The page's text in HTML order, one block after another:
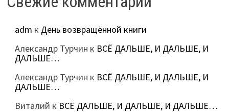
adm к День возвращённой книги
Александр Турчин к ВСЁ ДАЛЬШЕ, И ДАЛЬШЕ, И
ДАЛЬШЕ…
Александр Турчин к ВСЁ ДАЛЬШЕ, И ДАЛЬШЕ, И
ДАЛЬШЕ…
Виталий к ВСЁ ДАЛЬШЕ, И ДАЛЬШЕ, И ДАЛЬШЕ…